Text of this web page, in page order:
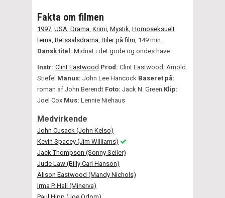
Fakta om filmen
1997 USA, Drama, Krimi, Mystik, Homoseksuelt
tema, Retssalsdrama, Biler på film, 149 min.
Dansk titel: Midnat i det gode og ondes have
Instr: Clint Eastwood Prod: Clint Eastwood, Arnold
Stiefel Manus: John Lee Hancock Baseret på:
roman af John Berendt Foto: Jack N. Green Klip:
Joel Cox Mus: Lennie Niehaus
Medvirkende
John Cusack (John Kelso)
Kevin Spacey (Jim Williams)
Jack Thompson (Sonny Seiler)
Jude Law (Billy Carl Hanson)
Alison Eastwood (Mandy Nichols)
Irma P. Hall (Minerva)